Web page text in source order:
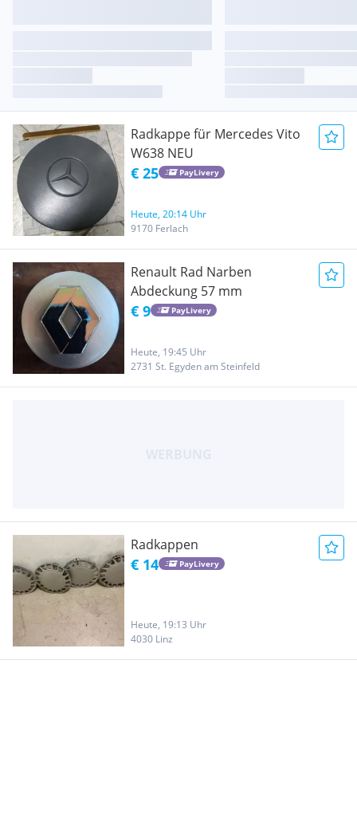
Radkappe für Mercedes Vito
W638 NEU
€ 25 PayLivery
Heute, 20:14 Uhr
9170 Ferlach
Renault Rad Narben
Abdeckung 57 mm
€ 9 PayLivery
Heute, 19:45 Uhr
2731 St. Egyden am Steinfeld
Radkappen
€ 14 PayLivery
Heute, 19:13 Uhr
4030 Linz